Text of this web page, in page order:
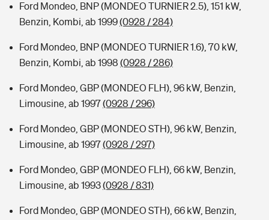
Typklassen: So ist Ihr Auto eingestuft
Sie haben Fragen?
Ford Mondeo, BNP (MONDEO TURNIER 2.5), 151 kW,
Benzin, Kombi, ab 1999(0928 / 284)
Ford Mondeo, BNP (MONDEO TURNIER 1.6), 70 kW,
Benzin, Kombi, ab 1998 (0928 / 286)
Ford Mondeo, GBP (MONDEO FLH), 96 kW, Benzin,
Limousine, ab 1997(0928 / 296)
Ford Mondeo, GBP (MONDEO STH), 96 kW, Benzin,
Limousine, ab 1997(0928 / 297)
Ford Mondeo, GBP (MONDEO FLH), 66 kW, Benzin,
Limousine, ab 1993(0928 / 831)
Ford Mondeo, GBP (MONDEO STH), 66 kW, Benzin,